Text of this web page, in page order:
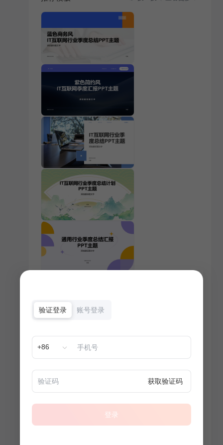
验证登录 账号登录
+86
获取验证码
登录